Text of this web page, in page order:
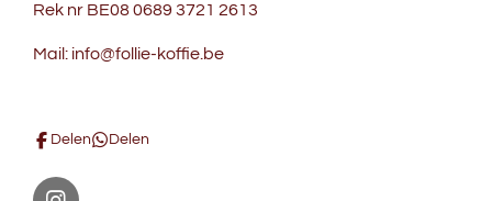
Rek nr BE08 0689 3721 2613
Mail: info@follie-koffie.be
Delen Delen